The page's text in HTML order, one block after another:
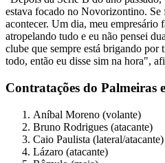
estava focado no Novorizontino. Se
acontecer. Um dia, meu empresário
atropelando tudo e eu não pensei
clube que sempre está brigando
todo, então eu disse sim na hora",
Contratações do Palmeiras
Aníbal Moreno (volante)
Bruno Rodrigues (atacante)
Caio Paulista (lateral/atacante)
Lázaro (atacante)